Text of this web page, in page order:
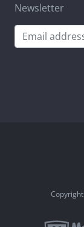
Newsletter